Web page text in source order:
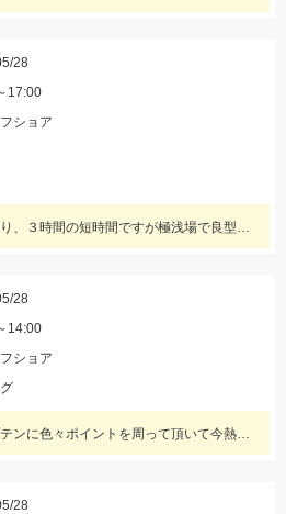
28
17:00
ショア
午後ショート便キス釣り、３時間の短時間ですが極浅場で良型キス竿頭５０匹と入れ食い状態でした！
28
14:00
ショア
今週も常滑へ！キャプテンに色々ポイントを周って頂いて今熱い３釣種を釣ることができました！！大興奮！！！
28